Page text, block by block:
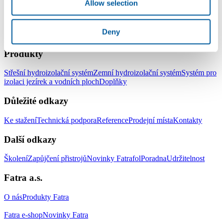
Allow selection
Deny
YouTube
Produkty
Střešní hydroizolační systémZemní hydroizolační systémSystém pro
izolaci jezírek a vodních plochDoplňky
Důležité odkazy
Ke staženíTechnická podporaReferenceProdejní místaKontakty
Další odkazy
ŠkoleníZapůjčení přistrojůNovinky FatrafolPoradnaUdržitelnost
Fatra a.s.
O násProdukty Fatra
Fatra e-shopNovinky Fatra